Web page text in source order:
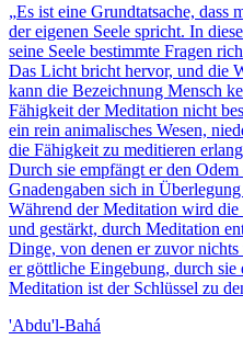
„Es ist eine Grundtatsache, dass
der eigenen Seele spricht. In
seine Seele bestimmte Fragen
Das Licht bricht hervor, und die
kann die Bezeichnung Mensch
Fähigkeit der Meditation nicht
ein rein animalisches Wesen,
die Fähigkeit zu meditieren
Durch sie empfängt er den Odem
Gnadengaben sich in
Während der Meditation wird die
und gestärkt, durch Meditation
Dinge, von denen er zuvor
er göttliche Eingebung, durch
Meditation ist der Schlüssel zu
'Abdu'l-Bahá